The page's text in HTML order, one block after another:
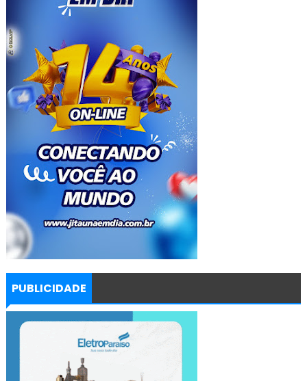
PUBLICIDADE